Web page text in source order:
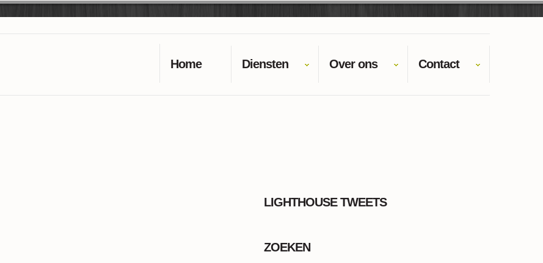
Home Diensten Over ons Contact
LIGHTHOUSE TWEETS
ZOEKEN